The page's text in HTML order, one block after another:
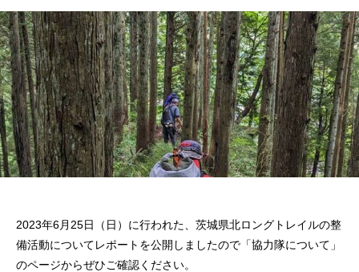
2023年6月25日（日）に行われた、茨城県北ロングトレイルの整
備活動についてレポートを公開しましたので「協力隊について」
のページからぜひご確認ください。